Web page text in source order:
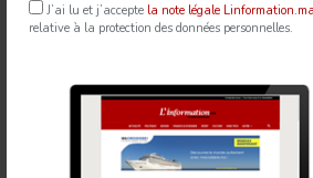
J’ai lu et j’accepte la note légale Linformation.ma
relative à la protection des données personnelles.